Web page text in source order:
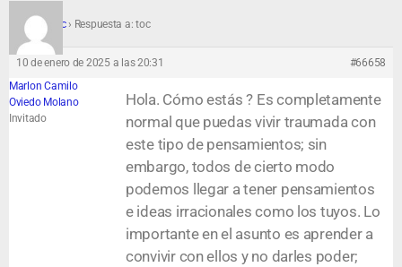
Foro › toc› Respuesta a: toc
10 de enero de 2025 a las 20:31
#66658
Marlon Camilo
Oviedo Molano
Invitado
Hola. Cómo estás ? Es completamente
normal que puedas vivir traumada con
este tipo de pensamientos; sin
embargo, todos de cierto modo
podemos llegar a tener pensamientos
e ideas irracionales como los tuyos. Lo
importante en el asunto es aprender a
convivir con ellos y no darles poder;